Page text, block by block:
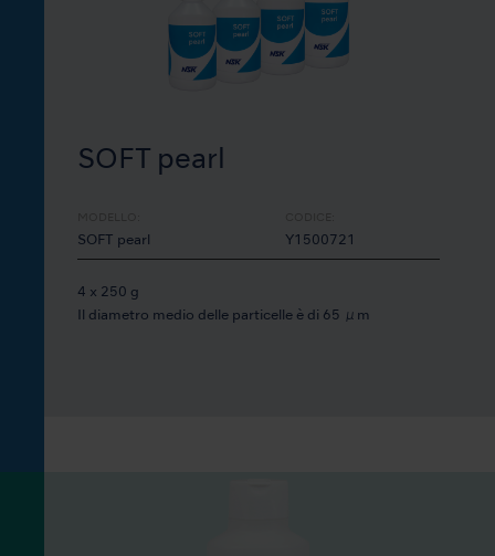
SOFT pearl
SOFT pearl Y1500721
4 x 250 g
Il diametro medio delle particelle è di 65 μm